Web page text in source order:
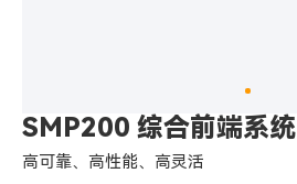
SMP200 综合前端系统
高可靠、高性能、高灵活